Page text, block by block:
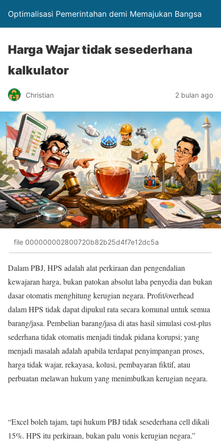
Optimalisasi Pemerintahan demi Memajukan Bangsa
Harga Wajar tidak sesederhana
kalkulator
Christian 2 bulan ago
file 000000002800720b82b25d4f7e12dc5a
Dalam PBJ, HPS adalah alat perkiraan dan pengendalian
kewajaran harga, bukan patokan absolut laba penyedia dan bukan
dasar otomatis menghitung kerugian negara. Profit/overhead
dalam HPS tidak dapat dipukul rata secara komunal untuk semua
barang/jasa. Pembelian barang/jasa di atas hasil simulasi cost-plus
sederhana tidak otomatis menjadi tindak pidana korupsi; yang
menjadi masalah adalah apabila terdapat penyimpangan proses,
harga tidak wajar, rekayasa, kolusi, pembayaran fiktif, atau
perbuatan melawan hukum yang menimbulkan kerugian negara.
“Excel boleh tajam, tapi hukum PBJ tidak sesederhana cell dikali
15%. HPS itu perkiraan, bukan palu vonis kerugian negara.”